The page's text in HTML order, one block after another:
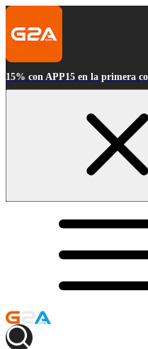
15% con APP15 en la primera